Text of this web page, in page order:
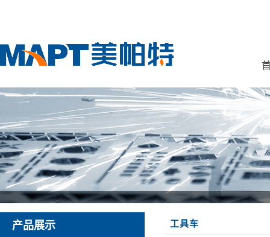
产品展示 工具车